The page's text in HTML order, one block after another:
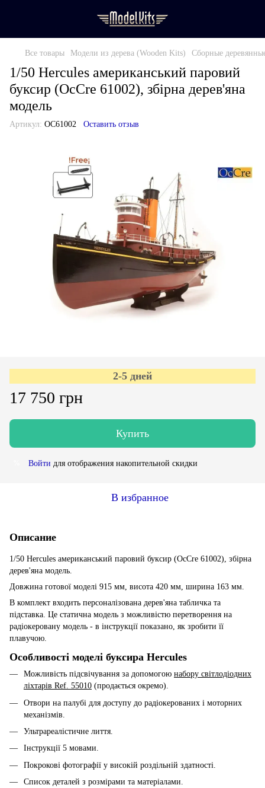
Все товары Модели из дерева (Wooden Kits) Сборные
1/50 Hercules американський паровий
буксир (OcCre 61002), збірна дерев'яна
модель
Артикул: OC61002 Оставить отзыв
2-5 дней
17 750 грн
Купить
Войти для отображения накопительной скидки
В избранное
Описание
1/50 Hercules американський паровий буксир (OcCre 61002), збірна
дерев'яна модель.
Довжина готової моделі 915 мм, висота 420 мм, ширина 163 мм.
В комплект входить персоналізована дерев'яна табличка та
підставка. Це статична модель з можливістю перетворення на
радіокеровану модель - в інструкції показано, як зробити її
плавучою.
Особливості моделі буксира Hercules
Можливість підсвічування за допомогою набору світлодіодних
ліхтарів Ref. 55010 (продається окремо).
Отвори на палубі для доступу до радіокерованих і моторних
механізмів.
Ультрареалістичне лиття.
Інструкції 5 мовами.
Покрокові фотографії у високій роздільній здатності.
Список деталей з розмірами та матеріалами.